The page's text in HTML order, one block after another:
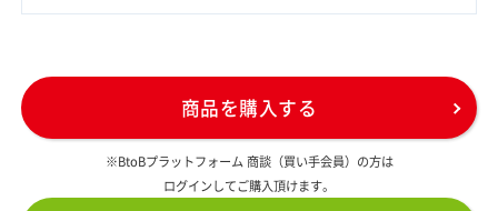
商品を購入する
※BtoBプラットフォーム 商談（買い手会員）の方は
ログインしてご購入頂けます。